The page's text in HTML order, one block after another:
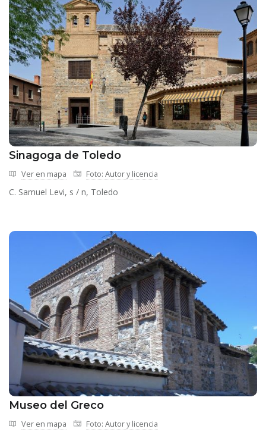
Sinagoga de Toledo
Ver en mapa Foto: Autor y licencia
C. Samuel Levi, s / n, Toledo
Museo del Greco
Ver en mapa Foto: Autor y licencia